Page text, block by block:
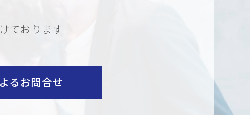
ております
るお問合せ